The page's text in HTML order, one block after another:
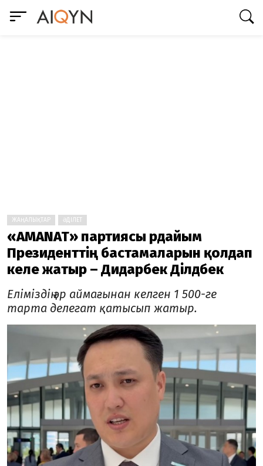
ЖАҢАЛЫҚТАР ӘДІЛЕТ
«AMANAT» партиясы әрдайым
Президенттің бастамаларын қолдап
келе жатыр – Дидарбек Ділдәбек
Еліміздің әр аймағынан келген 1 500-ге
тарта делегат қатысып жатыр.